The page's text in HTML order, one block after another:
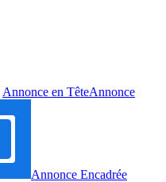
Annonce en TêteAnnonce
Annonce Encadrée